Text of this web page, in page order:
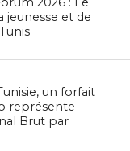
jeunesse et de
un forfait
représente
Brut par